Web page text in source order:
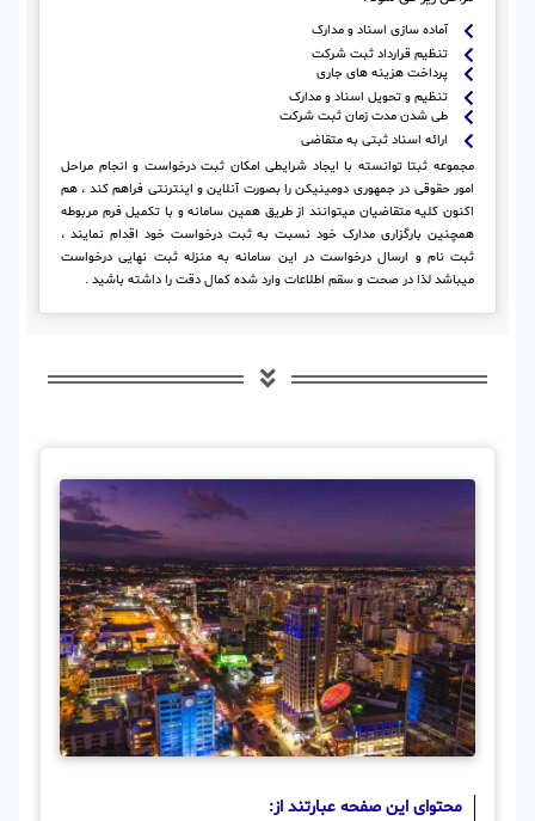
آماده سازی اسناد و مدارک
تنظیم قرارداد ثبت شرکت
پرداخت هزینه های جاری
تنظیم و تحویل اسناد و مدارک
طی شدن مدت زمان ثبت شرکت
ارائه اسناد ثبتی به متقاضی
مجموعه ثبتا توانسته با ایجاد شرایطی امکان ثبت درخواست و انجام مراحل
امور حقوقی در جمهوری دومینیکن را بصورت آنلاین و اینترنتی فراهم کند ، هم
اکنون کلیه متقاضیان میتوانند از طریق همین سامانه و با تکمیل فرم مربوطه
همچنین بارگزاری مدارک خود نسبت به ثبت درخواست خود اقدام نمایند ،
ثبت نام و ارسال درخواست در این سامانه به منزله ثبت نهایی درخواست
میباشد لذا در صحت و سقم اطلاعات وارد شده کمال دقت را داشته باشید .
محتوای این صفحه عبارتند از: